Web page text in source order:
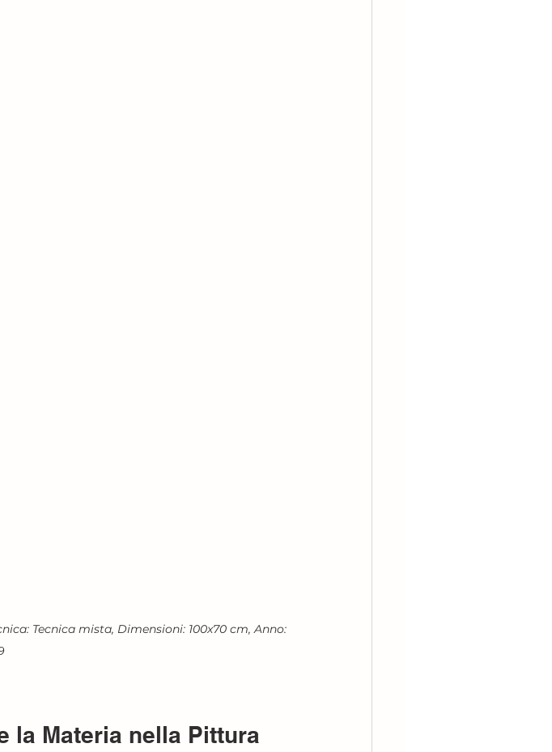
Tecnica mista, Dimensioni: 100x70 cm, Anno:
la Materia nella Pittura